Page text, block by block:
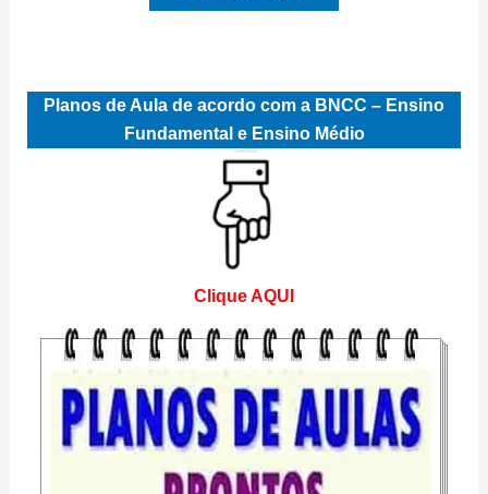
Planos de Aula de acordo com a BNCC – Ensino
Fundamental e Ensino Médio
Clique AQUI